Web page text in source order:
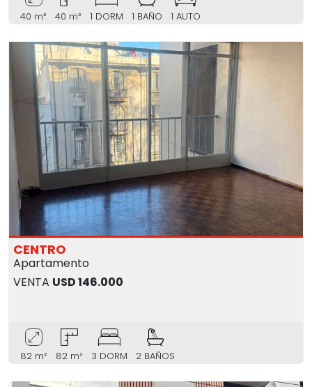
40 m² 40 m² 1 DORM 1 BAÑO 1 AUTO
CENTRO
Apartamento
VENTA USD 146.000
82 m² 82 m² 3 DORM 2 BAÑOS